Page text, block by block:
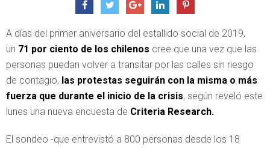
A días del primer aniversario del estallido social de 2019,
un 71 por ciento de los chilenos cree que una vez que las
personas puedan volver a transitar por las calles sin riesgo
de contagio, las protestas seguirán con la misma o más
fuerza que durante el inicio de la crisis, según reveló este
lunes una nueva encuesta de Criteria Research.
El sondeo -que entrevistó a 800 personas desde los 18